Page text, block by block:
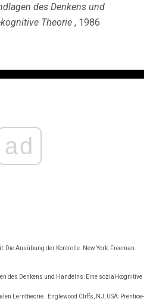
des Denkens und
Theorie , 1986
ad
Die Ausübung der Kontrolle. New York: Freeman.
des Denkens und Handelns: Eine sozial-kognitive
Lerntheorie. Englewood Cliffs, NJ, USA: Prentice-